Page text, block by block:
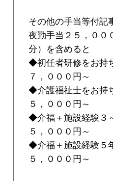
その他の手当等付記
夜勤手当２５，００
分）を含めると
◆初任者研修をお持
７，０００円～
◆介護福祉士をお持
５，０００円～
◆介福＋施設経験３
５，０００円～
◆介福＋施設経験５
５，０００円～